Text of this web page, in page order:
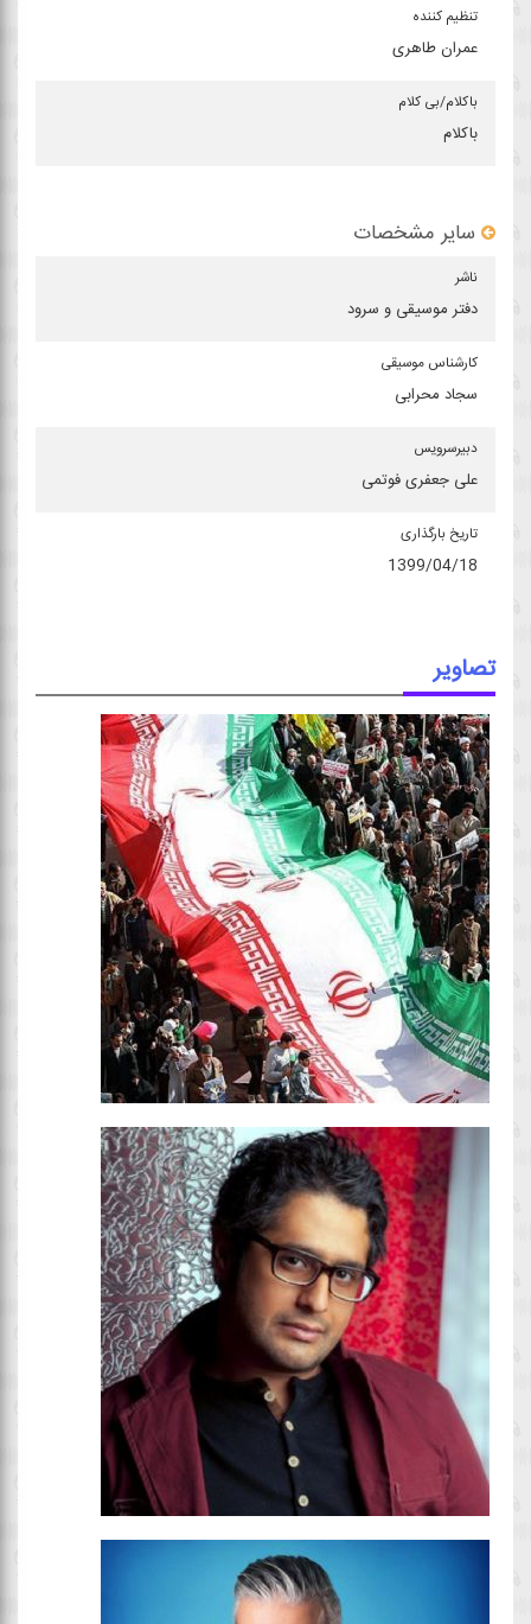
تنظیم كننده
عمران طاهری
باكلام/بی كلام
باکلام
سایر مشخصات
ناشر
دفتر موسیقی و سرود
كارشناس موسیقی
سجاد محرابی
دبیرسرویس
علی جعفری فوتمی
تاریخ بارگذاری
1399/04/18
تصاویر